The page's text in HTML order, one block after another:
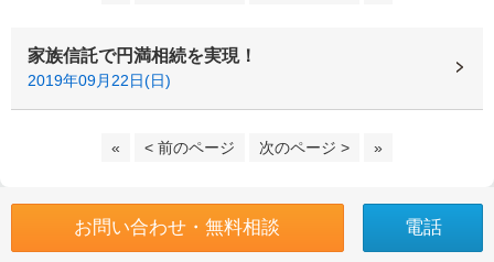
家族信託で円満相続を実現！
2019年09月22日(日)
« < 前のページ 次のページ > »
お問い合わせ・無料相談 電話